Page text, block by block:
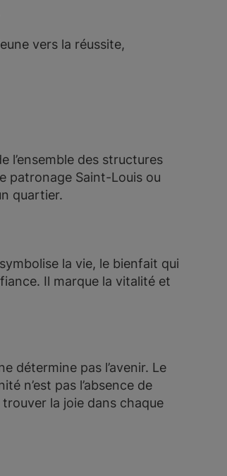
vers la réussite,
l’ensemble des structures
patronage Saint-Louis ou
quartier.
la vie, le bienfait qui
Il marque la vitalité et
détermine pas l’avenir. Le
n’est pas l’absence de
la joie dans chaque